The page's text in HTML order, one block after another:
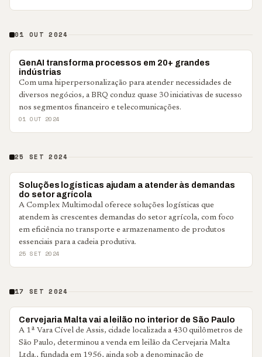
01 OUT 2024
NOTÍCIAS CORPORATIVAS
GenAI transforma processos em 20+ grandes
indústrias
Com uma hiperpersonalização para atender necessidades de
diversos negócios, a BRQ conduz quase 30 iniciativas de sucesso
nos segmentos financeiro e telecomunicações.
01 OUT 2024
25 SET 2024
NOTÍCIAS CORPORATIVAS
Soluções logísticas ajudam a atender às demandas
do setor agrícola
A Complex Multimodal oferece soluções logísticas que
atendem às crescentes demandas do setor agrícola, com foco
em eficiência no transporte e armazenamento de produtos
essenciais para a cadeia produtiva.
25 SET 2024
17 SET 2024
NOTÍCIAS CORPORATIVAS
Cervejaria Malta vai a leilão no interior de São Paulo
A 1ª Vara Cível de Assis, cidade localizada a 430 quilômetros de
São Paulo, determinou a venda em leilão da Cervejaria Malta
Ltda., fundada em 1956, ainda sob a denominação de